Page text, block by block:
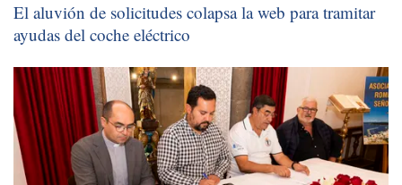
El aluvión de solicitudes colapsa la web para tramitar
ayudas del coche eléctrico